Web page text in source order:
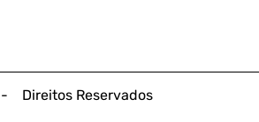
Direitos Reservados